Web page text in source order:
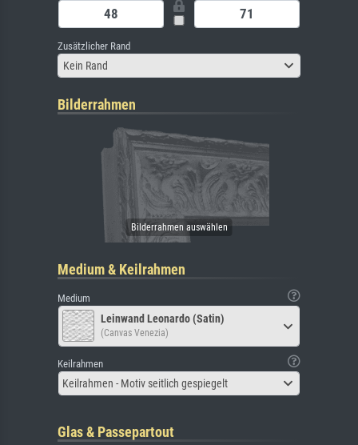
Zusätzlicher Rand
Kein Rand
Bilderrahmen
Medium & Keilrahmen
Medium
Leinwand Leonardo (Satin)
(Canvas Venezia)
Keilrahmen
Keilrahmen - Motiv seitlich gespiegelt
Glas & Passepartout